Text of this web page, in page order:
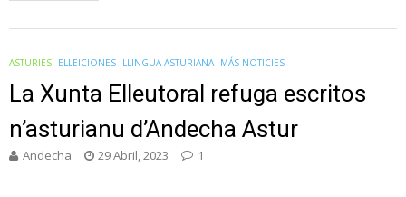
ASTURIES ELLEICIONES LLINGUA ASTURIANA MÁS NOTICIES
La Xunta Elleutoral refuga escritos
n’asturianu d’Andecha Astur
Andecha 29 Abril, 2023 1